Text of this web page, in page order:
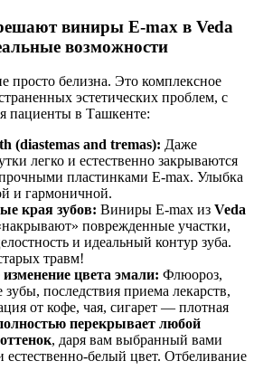
виниры E-max в Veda
возможности
белизна. Это комплексное
эстетических проблем, с
пациенты в Ташкенте:
(diastemas and tremas): Даже
легко и естественно закрываются
пластинками E-max. Улыбка
и гармоничной.
края зубов: Виниры E-max из Veda
поврежденные участки,
и идеальный контур зуба.
травм!
цвета эмали: Флюороз,
последствия приема лекарств,
от кофе, чая, сигарет — плотная
перекрывает любой
, даря вам выбранный вами
белый цвет. Отбеливание